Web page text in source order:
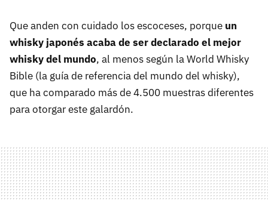
Que anden con cuidado los escoceses, porque un
whisky japonés acaba de ser declarado el mejor
whisky del mundo, al menos según la World Whisky
Bible (la guía de referencia del mundo del whisky),
que ha comparado más de 4.500 muestras diferentes
para otorgar este galardón.